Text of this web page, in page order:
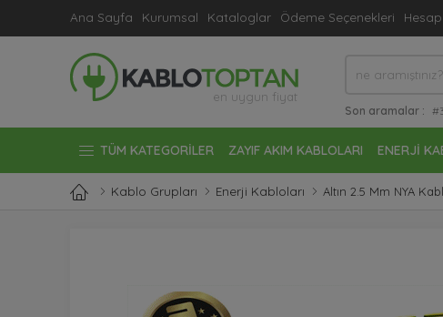
Ana Sayfa Kurumsal Kataloglar Ödeme Seçenekleri
en uygun fiyat
Son aramalar :
#bollard armatürler
TÜM KATEGORILER ZAYIF AKIM KABLOLARI ENERJI
Kablo Grupları Enerji Kabloları Altın 2.5 Mm NYA